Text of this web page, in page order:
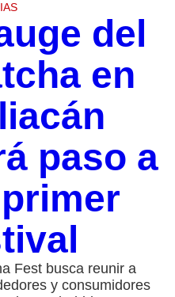
del
en
paso a
Fest busca reunir a
y consumidores